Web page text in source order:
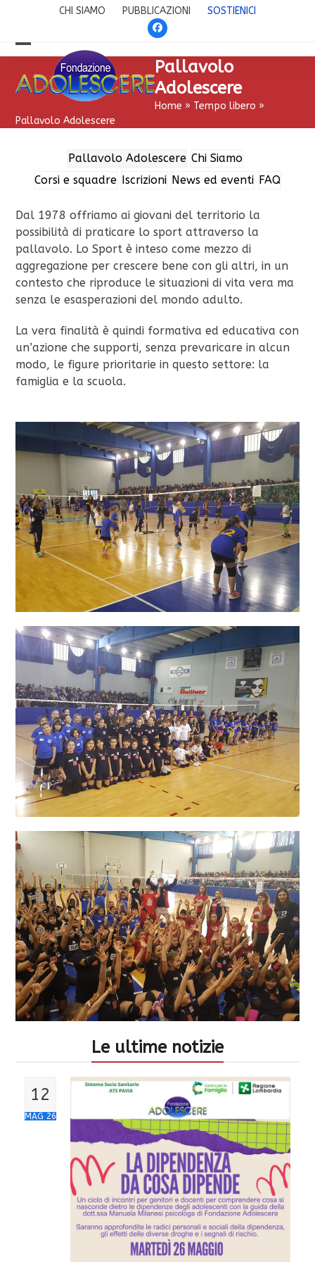
content
CHI SIAMO PUBBLICAZIONI
SOSTIENICI
Facebook
Open
mobile
Close
mobile
Pallavolo
Adolescere
Home » Tempo libero »
Pallavolo Adolescere
Pallavolo Adolescere Chi Siamo
Corsi e squadre Iscrizioni News ed eventi FAQ
Dal 1978 offriamo ai giovani del territorio la
possibilità di praticare lo sport attraverso la
pallavolo. Lo Sport è inteso come mezzo di
aggregazione per crescere bene con gli altri, in un
contesto che riproduce le situazioni di vita vera ma
senza le esasperazioni del mondo adulto.
La vera finalità è quindi formativa ed educativa con
un’azione che supporti, senza prevaricare in alcun
modo, le figure prioritarie in questo settore: la
famiglia e la scuola.
Le ultime notizie
12
MAG 26